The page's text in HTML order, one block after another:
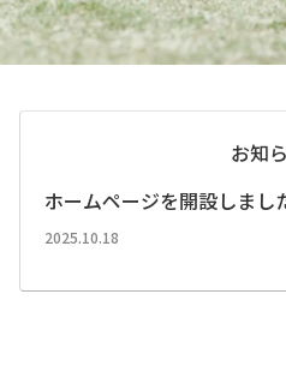
お知
ホームページを開設しまし
2025.10.18